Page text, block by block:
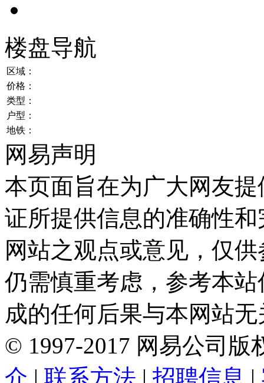
楼盘导航
区域：
价格：
类型：
户型：
地铁：
网易声明
本页面旨在为广大网友
证所提供信息的准确性
网站之观点或意见，仅
仍需慎重考虑，参考本
成的任何后果与本网站
© 1997-2017 网易公司版
介 | 联系方法 | 招聘信息 |